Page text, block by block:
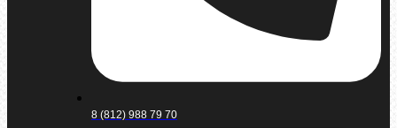
8 (812) 988 79 70